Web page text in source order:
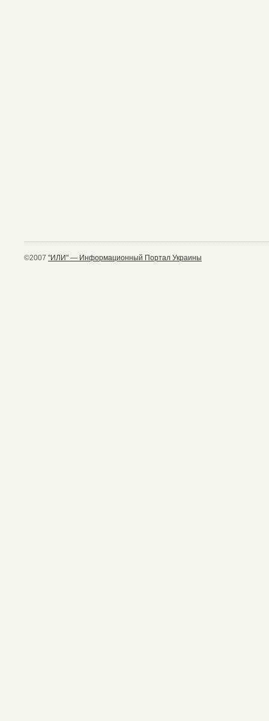
©2007 "ИЛИ" — Информационный Портал Украины